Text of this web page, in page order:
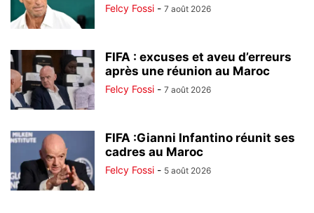
Felcy Fossi - 7 août 2026
FIFA : excuses et aveu d’erreurs
après une réunion au Maroc
Felcy Fossi - 7 août 2026
FIFA :Gianni Infantino réunit ses
cadres au Maroc
Felcy Fossi - 5 août 2026